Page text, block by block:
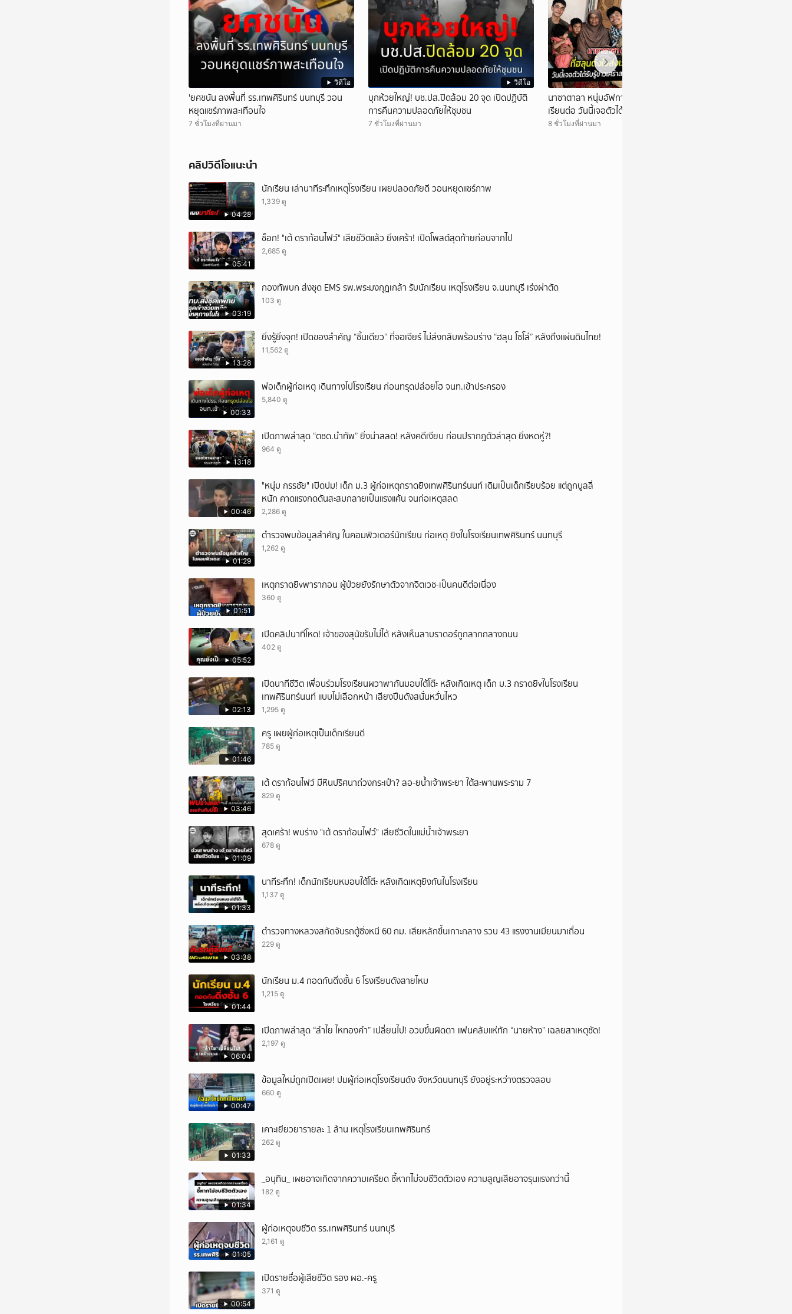
วิดีโอ
'ยศชนัน ลงพื้นที่ รร.เทพศิรินทร์ นนทบุรี วอน
หยุดแชร์ภาพสะเทือนใจ
7 ชั่วโมงที่ผ่านมา
วิดีโอ
บุกห้วยใหญ่! บช.ปส.ปิดล้อม 20 จุด เปิดปฏิบัติ
การคืนความปลอดภัยให้ชุมชน
7 ชั่วโมงที่ผ่านมา
นาซาตาลา หนุ่มอัฟกานิสถาน ที่ฮลุนตั้งใจส่ง
เรียนต่อ วันนี้เจอตัวได้รับรู้สวดภาวนาให้ฮลุน
8 ชั่วโมงที่ผ่านมา
คลิปวิดีโอแนะนำ
04:28
นักเรียน เล่านาทีระทึกเหตุโรงเรียน เผยปลอดภัยดี วอนหยุดแชร์ภาพ
1,339 ดู
05:41
ช็อก! "เต้ ดราก้อนไฟว์" เสียชีวิตแล้ว ยิ่งเศร้า! เปิดโพสต์สุดท้ายก่อนจากไป
2,685 ดู
03:19
กองทัพบก ส่งชุด EMS รพ.พระมงกุฎเกล้า รับนักเรียน เหตุโรงเรียน จ.นนทบุรี เร่งผ่าตัด
103 ดู
13:28
ยิ่งรู้ยิ่งจุก! เปิดของสำคัญ “ชิ้นเดียว” ที่จอเจียร์ ไม่ส่งกลับพร้อมร่าง “ฮลุน โซโล่” หลังถึงแผ่นดินไทย!
11,562 ดู
00:33
พ่อเด็กผู้ก่อเหตุ เดินทางไปโรงเรียน ก่อนทรุดปล่อยโฮ จนท.เข้าประครอง
5,840 ดู
13:18
เปิดภาพล่าสุด “ตชด.นำทัพ” ยิ่งน่าสลด! หลังคดีเงียบ ก่อนปรากฎตัวล่าสุด ยิ่งหดหู่?!
964 ดู
00:46
"หนุ่ม กรรชัย" เปิดปม! เด็ก ม.3 ผู้ก่อเหตุกราดยิงเทพศิรินทร์นนท์ เดิมเป็นเด็กเรียบร้อย แต่ถูกบูลลี่
หนัก คาดแรงกดดันสะสมกลายเป็นแรงแค้น จนก่อเหตุสลด
2,286 ดู
01:29
ตำรวจพบข้อมูลสำคัญ ในคอมพิวเตอร์นักเรียน ก่อเหตุ ยิงในโรงเรียนเทพศิรินทร์ นนทบุรี
1,262 ดู
01:51
เหตุกราดยิvพารากอน ผู้ป่วยยังรักษาตัวจากจิตเวช-เป็นคนดีต่อเนื่อง
360 ดู
05:52
เปิดคลิปนาทีโหด! เจ้าของสุนัขรับไม่ได้ หลังเห็นลาบราดอร์ถูกลากกลางถนน
402 ดู
02:13
เปิดนาทีชีวิต เพื่อนร่วมโรงเรียนผวาพากันมอบใต้โต๊ะ หลังเกิดเหตุ เด็ก ม.3 กราดยิvในโรงเรียน
เทพศิรินทร์นนท์ แบบไม่เลือกหน้า เสียงปืนดังสนั่นหวั่นไหว
1,295 ดู
01:46
ครู เผยผู้ก่อเหตุเป็นเด็กเรียนดี
785 ดู
03:46
เต้ ดราก้อนไฟว์ มีหินปริศนาถ่วงกระเป๋า? ลอ-ยน้ำเจ้าพระยา ใต้สะพานพระราม 7
829 ดู
01:09
สุดเศร้า! พบร่าง "เต้ ดราก้อนไฟว์" เสียชีวิตในแม่น้ำเจ้าพระยา
678 ดู
01:33
นาทีระทึก! เด็กนักเรียนหมอบใต้โต๊ะ หลังเกิดเหตุยิงกันในโรงเรียน
1,137 ดู
03:38
ตำรวจทางหลวงสกัดจับรถตู้ซิ่งหนี 60 กม. เสียหลักขึ้นเกาะกลาง รวบ 43 แรงงานเมียนมาเถื่อน
229 ดู
01:44
นักเรียน ม.4 กอดกันดิ่งชั้น 6 โรงเรียนดังสายไหม
1,215 ดู
06:04
เปิดภาพล่าสุด “ลำไย ไหทองคำ” เปลี่ยนไป! อวบขึ้นผิดตา แฟนคลับแห่ทัก “นายห้าง” เฉลยสาเหตุชัด!
2,197 ดู
00:47
ข้อมูลใหม่ถูกเปิดเผย! ปมผู้ก่อเหตุโรงเรียนดัง จังหวัดนนทบุรี ยังอยู่ระหว่างตรวจสอบ
660 ดู
01:33
เคาะเยียวยารายละ 1 ล้าน เหตุโรงเรียนเทพศิรินทร์
262 ดู
01:34
_อนุทิน_ เผยอาจเกิดจากความเครียด ชี้หากไม่จบชีวิตตัวเอง ความสูญเสียอาจรุนแรงกว่านี้
182 ดู
01:05
ผู้ก่อเหตุจบชีวิต รร.เทพศิรินทร์ นนทบุรี
2,161 ดู
00:54
เปิดรายชื่อผู้เสียชีวิต รอง ผอ.-ครู
371 ดู
ยกเลิก